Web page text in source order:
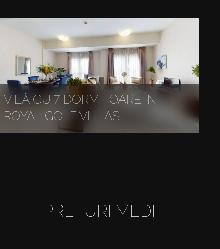
VILĂ CU 7 DORMITOARE ÎN
ROYAL GOLF VILLAS
PRETURI MEDII